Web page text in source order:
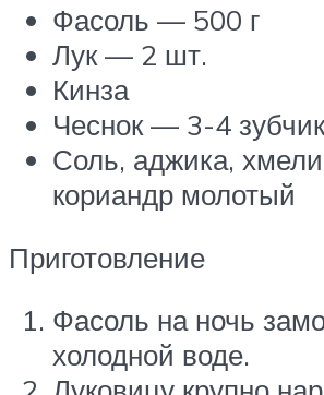
Фасоль — 500 г
Лук — 2 шт.
Кинза
Чеснок — 3-4
Соль, аджика,
кориандр молотый
Приготовление
Фасоль на ночь
холодной воде.